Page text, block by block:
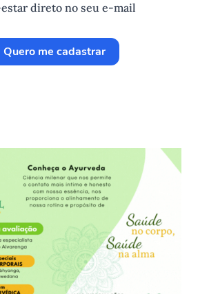
direto no seu e-mail
Quero me cadastrar